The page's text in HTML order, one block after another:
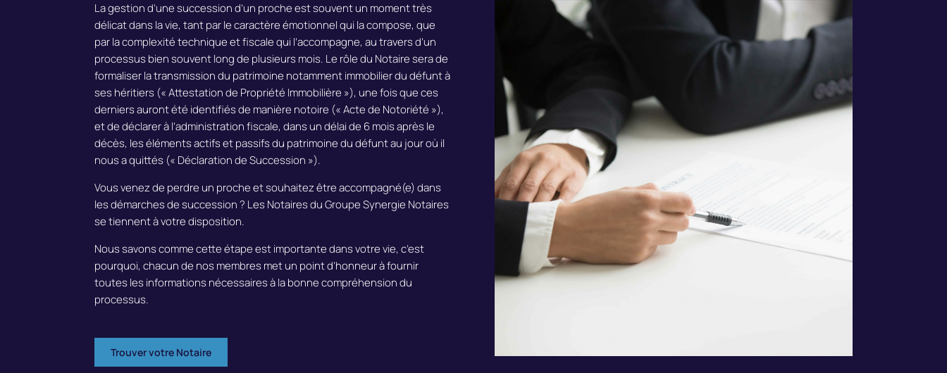
La gestiond’une succession d’un procheest souvent un moment très
délicat dans la vie, tant par le caractère émotionnel qui la compose, que
par la complexité technique et fiscalequi l’accompagne, au travers d’un
processus bien souvent long de plusieurs mois. Le rôle du Notaire sera de
formaliser la transmission du patrimoine notamment immobilier du défunt à
ses héritiers (« Attestation de Propriété Immobilière »), une fois que ces
derniers auront été identifiés de manière notoire (« Acte de Notoriété »),
et de déclarer à l’administration fiscale, dans un délai de 6 mois après le
décès, les éléments actifs et passifs du patrimoine du défunt au jour où il
nous a quittés (« Déclaration de Succession »).
Vous venez de perdre un proche et souhaitez être accompagné(e) dans
les démarches de succession ? Les Notaires du Groupe Synergie Notaires
se tiennent à votre disposition.
Nous savons comme cette étape est importante dans votre vie, c’est
pourquoi, chacun de nos membres met un point d’honneur àfournir
toutes les informations nécessaires à la bonne compréhension du
processus.
Trouver votre Notaire